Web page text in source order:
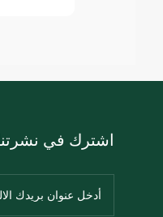
اشترك في نشرتنا